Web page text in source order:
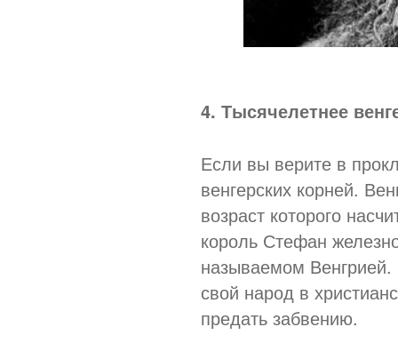
4. Тысячелетнее
Если вы верите в
венгерских корней.
возраст которого
король Стефан
называемом
свой народ в
предать забвению.